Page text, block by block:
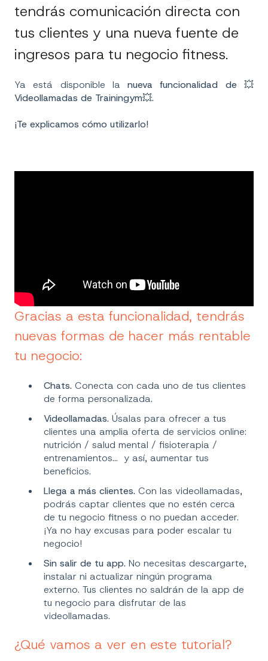
tendrás comunicación directa con
tus clientes y una nueva fuente de
ingresos para tu negocio fitness.
Ya está disponible lanueva funcionalidad de 💥
Videollamadas de Trainingym💥.
¡Te explicamos cómo utilizarlo!
Gracias a esta funcionalidad, tendrás
nuevas formas de hacer más rentable
tu negocio:
Chats. Conecta con cada uno de tus clientes
de forma personalizada.
Videollamadas. Úsalas para ofrecer a tus
clientes una amplia oferta de servicios online:
nutrición / salud mental / fisioterapia /
entrenamientos... y así, aumentar tus
beneficios.
Llega a más clientes. Con las videollamadas,
podrás captar clientes que no estén cerca
de tu negocio fitness o no puedan acceder.
¡Ya no hay excusas para poder escalar tu
negocio!
Sin salir de tu app. No necesitas descargarte,
instalar ni actualizar ningún programa
externo. Tus clientes no saldrán de la app de
tu negocio para disfrutar de las
videollamadas.
¿Qué vamos a ver en este tutorial?